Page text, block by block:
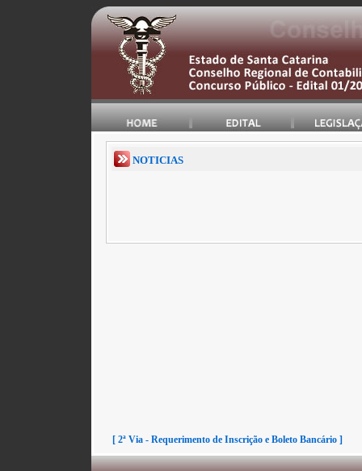
NOTICIAS
[ 2ª Via - Requerimento de Inscrição e Boleto Bancário ]